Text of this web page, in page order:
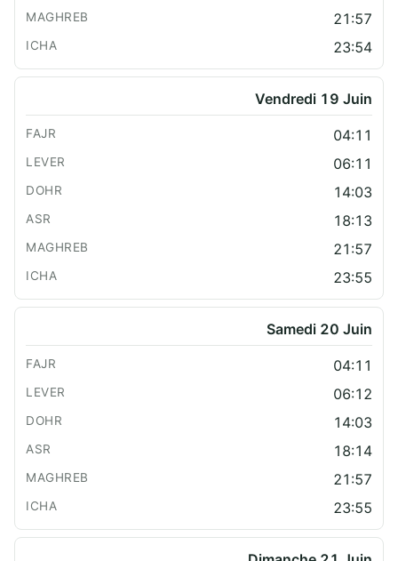
21:57
23:54
Vendredi 19 Juin
04:11
06:11
14:03
18:13
21:57
23:55
Samedi 20 Juin
04:11
06:12
14:03
18:14
21:57
23:55